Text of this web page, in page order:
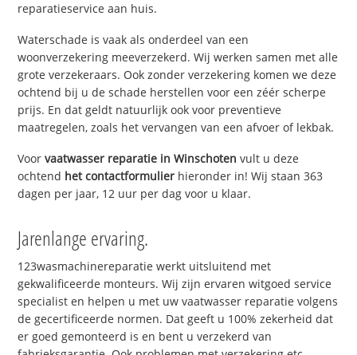
reparatieservice aan huis.
Waterschade is vaak als onderdeel van een
woonverzekering meeverzekerd. Wij werken samen met alle
grote verzekeraars. Ook zonder verzekering komen we deze
ochtend bij u de schade herstellen voor een zéér scherpe
prijs. En dat geldt natuurlijk ook voor preventieve
maatregelen, zoals het vervangen van een afvoer of lekbak.
Voorvaatwasser reparatie in Winschoten vult u deze
ochtend het contactformulier hieronder in! Wij staan 363
dagen per jaar, 12 uur per dag voor u klaar.
Jarenlange ervaring.
123wasmachinereparatie werkt uitsluitend met
gekwalificeerde monteurs. Wij zijn ervaren witgoed service
specialist en helpen u met uw vaatwasser reparatie volgens
de gecertificeerde normen. Dat geeft u 100% zekerheid dat
er goed gemonteerd is en bent u verzekerd van